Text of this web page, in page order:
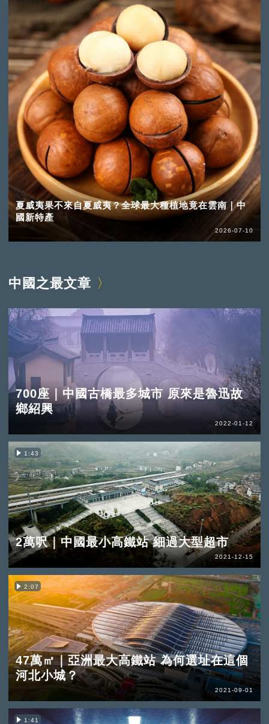
夏威夷果不來自夏威夷？全球最大種植地竟在雲南｜中
國新特產
2026-07-10
中國之最文章
700座｜中國古橋最多城市 原來是魯迅故
鄉紹興
2022-01-12
1:43
2萬呎｜中國最小高鐵站 細過大型超市
2021-12-15
2:07
47萬㎡｜亞洲最大高鐵站 為何選址在這個
河北小城？
2021-09-01
1:41